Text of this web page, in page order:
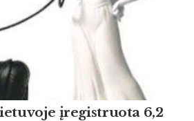
įregistruota 6,2